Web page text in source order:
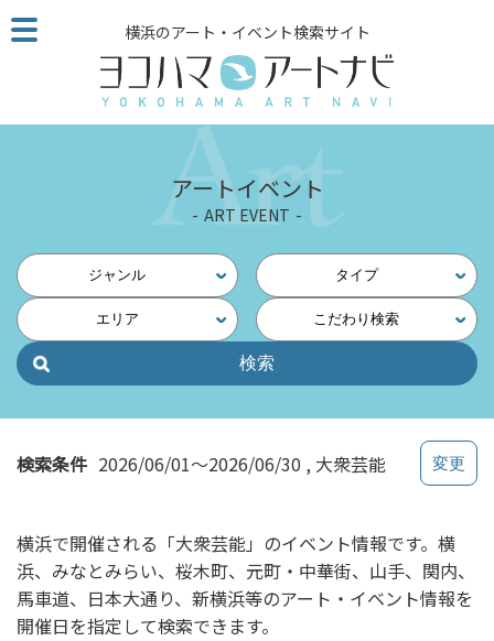
こ
の
ジ
読
他
ペ
の
ク
横浜のアート・イベント検索サイト
アートイベント
ART EVENT
ジャンル タイプ
エリア こだわり検索
検索条件 2026/06/01～2026/06/30 大衆芸能
横浜で開催される「大衆芸能」のイベント情報です。横
浜、みなとみらい、桜木町、元町・中華街、山手、関内、
馬車道、日本大通り、新横浜等のアート・イベント情報を
開催日を指定して検索できます。